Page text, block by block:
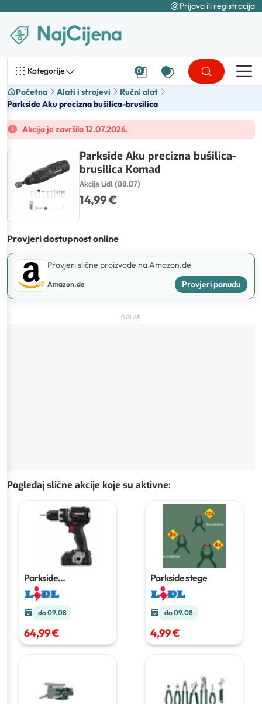
Prijava ili registracija
Kategorije 0
Početna Alati i strojevi
Ručni alat
Parkside Aku precizna bušilica-brusilica
Akcija je završila 12.07.2026.
Parkside Aku precizna bušilica-
brusilica Komad
Akcija Lidl (08.07)
14,99 €
Provjeri dostupnost online
Provjeri slične proizvode na Amazon.de
Amazon.de Provjeri ponudu
OGLAS
Pogledaj slične akcije koje su aktivne:
Parkside
Performance aku
bušilica/odvijač
do 09.08
64,99 €
Parkside stege
do 09.08
4,99 €